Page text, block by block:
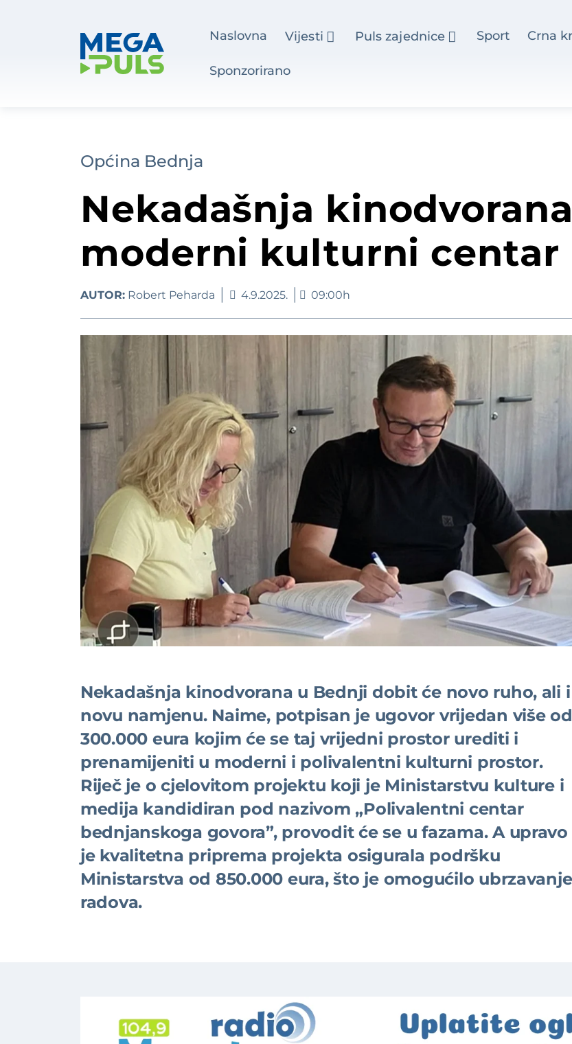
Naslovna Vijesti Puls zajednice Sport Crna
Sponzorirano
Općina Bednja
Nekadašnja
moderni kulturni centar
AUTOR: Robert Peharda 4.9.2025. 09:00h
Nekadašnja kinodvorana u Bednji dobit će novo ruho, ali i
novu namjenu. Naime, potpisan je ugovor vrijedan više od
300.000 eura kojim će se taj vrijedni prostor urediti i
prenamijeniti u moderni i polivalentni kulturni prostor.
Riječ je o cjelovitom projektu koji je Ministarstvu kulture i
medija kandidiran pod nazivom „Polivalentni centar
bednjanskoga govora”, provodit će se u fazama. A upravo
je kvalitetna priprema projekta osigurala podršku
Ministarstva od 850.000 eura, što je omogućilo ubrzavanje
radova.